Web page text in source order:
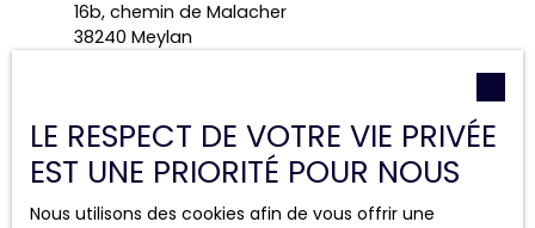
16b, chemin de Malacher
38240 Meylan
LE RESPECT DE VOTRE VIE PRIVÉE
EST UNE PRIORITÉ POUR NOUS
Nous utilisons des cookies afin de vous offrir une